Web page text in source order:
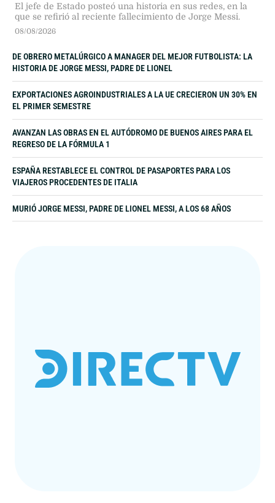
El jefe de Estado posteó una historia en sus redes, en la
que se refirió al reciente fallecimiento de Jorge Messi.
08/08/2026
DE OBRERO METALÚRGICO A MANAGER DEL MEJOR FUTBOLISTA: LA
HISTORIA DE JORGE MESSI, PADRE DE LIONEL
EXPORTACIONES AGROINDUSTRIALES A LA UE CRECIERON UN 30% EN
EL PRIMER SEMESTRE
AVANZAN LAS OBRAS EN EL AUTÓDROMO DE BUENOS AIRES PARA EL
REGRESO DE LA FÓRMULA 1
ESPAÑA RESTABLECE EL CONTROL DE PASAPORTES PARA LOS
VIAJEROS PROCEDENTES DE ITALIA
MURIÓ JORGE MESSI, PADRE DE LIONEL MESSI, A LOS 68 AÑOS